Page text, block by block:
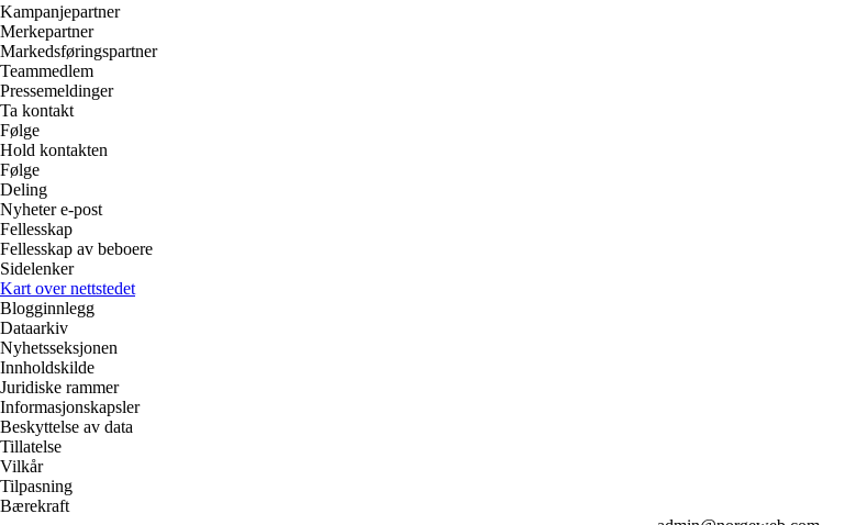
Kampanjepartner
Merkepartner
Markedsføringspartner
Teammedlem
Pressemeldinger
Ta kontakt
Følge
Hold kontakten
Følge
Deling
Nyheter e-post
Fellesskap
Fellesskap av beboere
Sidelenker
Kart over nettstedet
Blogginnlegg
Dataarkiv
Nyhetsseksjonen
Innholdskilde
Juridiske rammer
Informasjonskapsler
Beskyttelse av data
Tillatelse
Vilkår
Tilpasning
Bærekraft